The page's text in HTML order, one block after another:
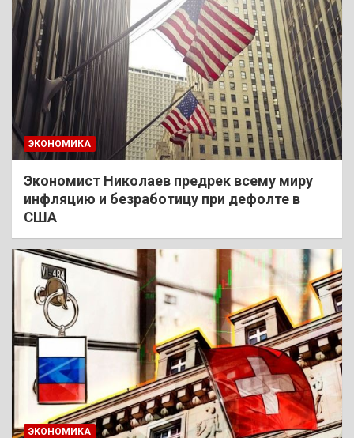
ЭКОНОМИКА
Экономист Николаев предрек всему миру
инфляцию и безработицу при дефолте в
США
ЭКОНОМИКА